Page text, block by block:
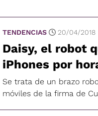
TENDENCIAS 20/04/2018
Daisy, el robot
iPhones por
Se trata de un brazo
móviles de la firma de